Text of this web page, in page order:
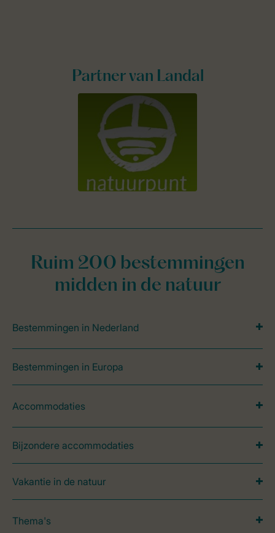
Partner van Landal
Ruim 200 bestemmingen
midden in de natuur
Bestemmingen in Nederland
Bestemmingen in Europa
Accommodaties
Bijzondere accommodaties
Vakantie in de natuur
Thema's